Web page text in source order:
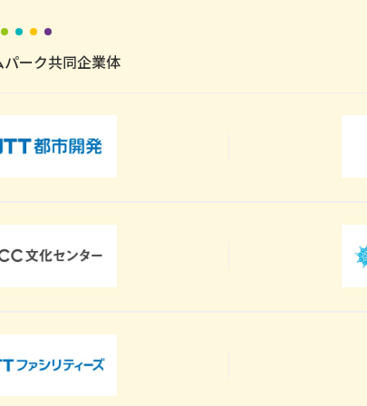
パーク共同企業体